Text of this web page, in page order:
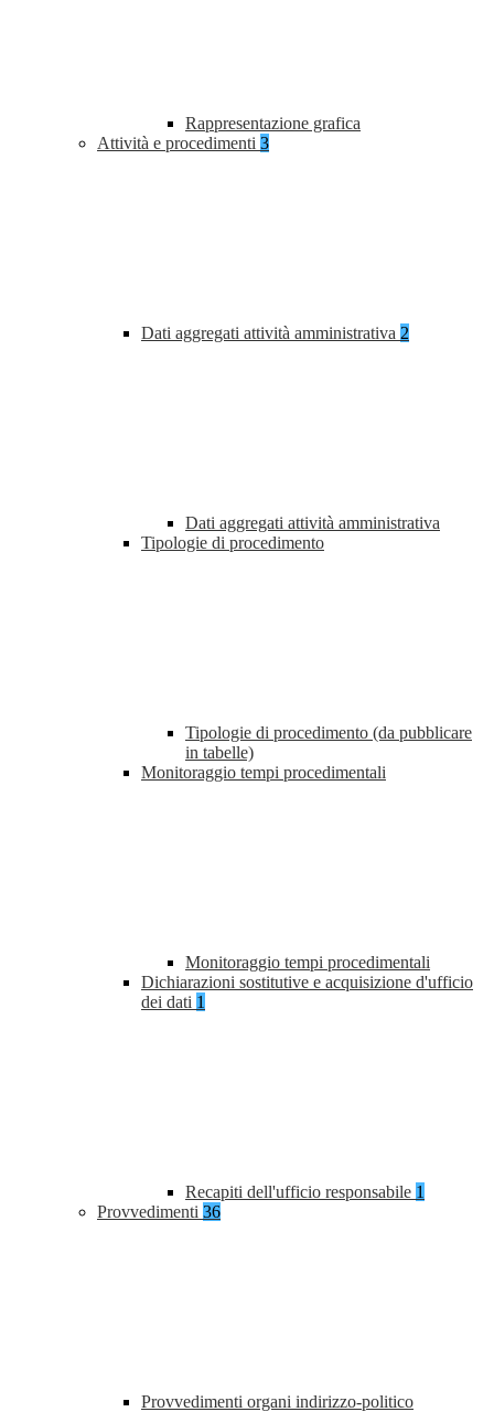
Rappresentazione grafica
Attività e procedimenti 3
Dati aggregati attività amministrativa 2
Dati aggregati attività amministrativa
Tipologie di procedimento
Tipologie di procedimento (da pubblicare
in tabelle)
Monitoraggio tempi procedimentali
Monitoraggio tempi procedimentali
Dichiarazioni sostitutive e acquisizione d'ufficio
dei dati 1
Recapiti dell'ufficio responsabile 1
Provvedimenti 36
Provvedimenti organi indirizzo-politico